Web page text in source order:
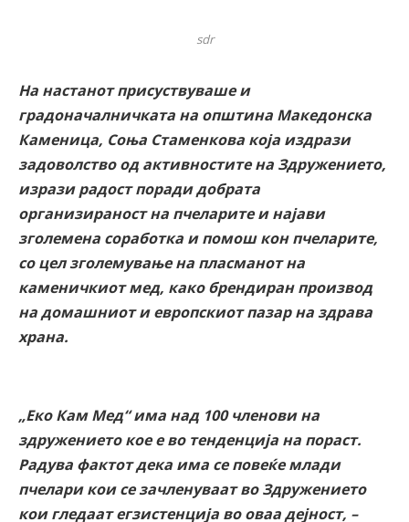
sdr
На настанот присуствуваше и
градоначалничката на општина Македонска
Каменица, Соња Стаменкова која издрази
задоволство од активностите на Здружението,
изрази радост поради добрата
организираност на пчеларите и најави
зголемена соработка и помош кон пчеларите,
со цел зголемување на пласманот на
каменичкиот мед, како брендиран производ
на домашниот и европскиот пазар на здрава
храна.
„Еко Кам Мед“ има над 100 членови на
здружението кое е во тенденција на пораст.
Радува фактот дека има се повеќе млади
пчелари кои се зачленуваат во Здружението
кои гледаат егзистенција во оваа дејност, –